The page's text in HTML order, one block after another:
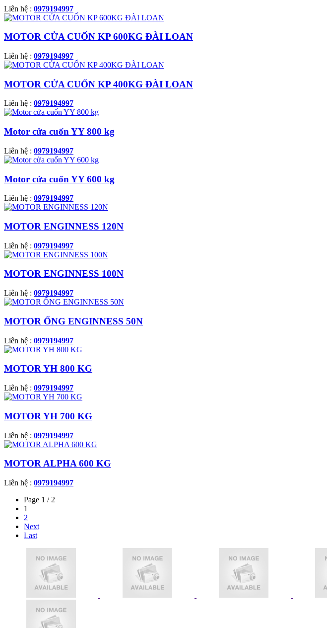
Liên hệ : 0979194997
MOTOR CỬA CUỐN KP 600KG ĐÀI LOAN
Liên hệ : 0979194997
MOTOR CỬA CUỐN KP 400KG ĐÀI LOAN
Liên hệ : 0979194997
Motor cửa cuốn YY 800 kg
Liên hệ : 0979194997
Motor cửa cuốn YY 600 kg
Liên hệ : 0979194997
MOTOR ENGINNESS 120N
Liên hệ : 0979194997
MOTOR ENGINNESS 100N
Liên hệ : 0979194997
MOTOR ỐNG ENGINNESS 50N
Liên hệ : 0979194997
MOTOR YH 800 KG
Liên hệ : 0979194997
MOTOR YH 700 KG
Liên hệ : 0979194997
MOTOR ALPHA 600 KG
Liên hệ : 0979194997
Page 1 / 2
1
2
Next
Last